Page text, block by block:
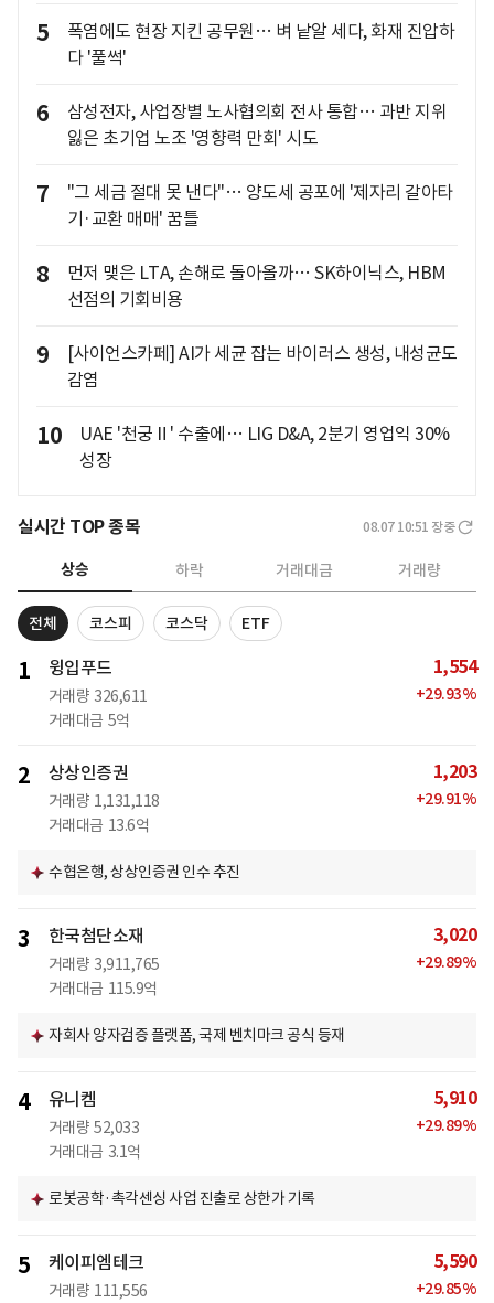
5
폭염에도 현장 지킨 공무원… 벼 낱알 세다, 화재 진압하
다 '풀썩'
6
삼성전자, 사업장별 노사협의회 전사 통합… 과반 지위
잃은 초기업 노조 '영향력 만회' 시도
7
"그 세금 절대 못 낸다"… 양도세 공포에 '제자리 갈아타
기·교환 매매' 꿈틀
8
먼저 맺은 LTA, 손해로 돌아올까… SK하이닉스, HBM
선점의 기회비용
9
[사이언스카페] AI가 세균 잡는 바이러스 생성, 내성균도
감염
10
UAE '천궁Ⅱ' 수출에… LIG D&A, 2분기 영업익 30%
성장
실시간 TOP 종목 08.07 10:51 장중
상승 하락 거래대금 거래량
전체 코스피 코스닥 ETF
1 윙입푸드
거래량 326,611
거래대금 5억
1,554
+29.93%
2 상상인증권
거래량 1,131,118
거래대금 13.6억
1,203
+29.91%
수협은행, 상상인증권 인수 추진
3 한국첨단소재
거래량 3,911,765
거래대금 115.9억
3,020
+29.89%
자회사 양자검증 플랫폼, 국제 벤치마크 공식 등재
4 유니켐
거래량 52,033
거래대금 3.1억
5,910
+29.89%
로봇공학·촉각센싱 사업 진출로 상한가 기록
5 케이피엠테크
거래량 111,556
5,590
+29.85%